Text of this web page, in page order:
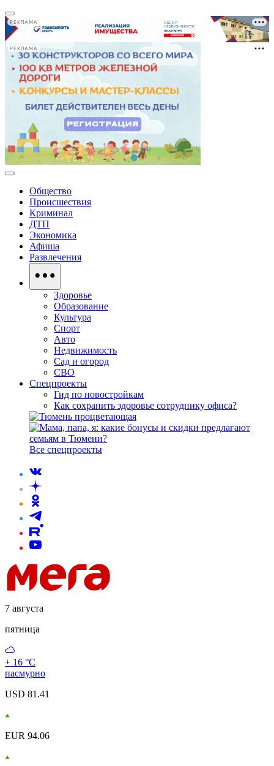
РЕКЛАМА
РЕКЛАМА
Общество
Происшествия
Криминал
ДТП
Экономика
Афиша
Развлечения
Здоровье
Образование
Культура
Спорт
Авто
Недвижимость
Сад и огород
СВО
Спецпроекты
Гид по новостройкам
Как сохранить здоровье сотруднику офиса?
Все спецпроекты
7 августа
пятница
+ 16 °С
пасмурно
USD 81.41
EUR 94.06